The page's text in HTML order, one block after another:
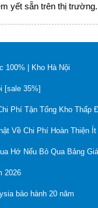
yết sẵn trên thị
100% | Kho Hà Nội
[sale 35%]
Phí Tận Tổng Kho Thấp
Về Chi Phí Hoàn Thiện
Hớ Nếu Bỏ Qua Bảng
2026
bảo hành 20 năm